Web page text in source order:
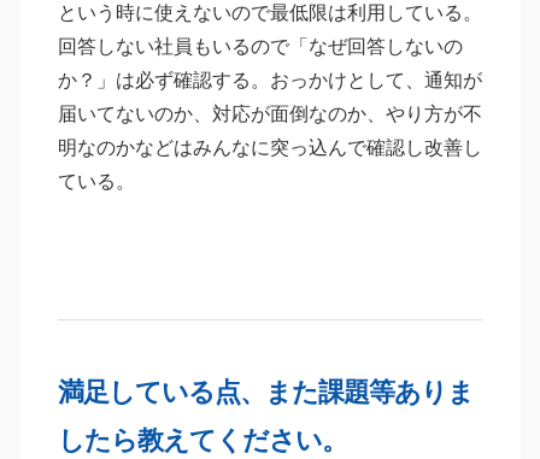
という時に使えないので最低限は利用している。
回答しない社員もいるので「なぜ回答しないの
か？」は必ず確認する。おっかけとして、通知が
届いてないのか、対応が面倒なのか、やり方が不
明なのかなどはみんなに突っ込んで確認し改善し
ている。
満足している点、また課題等ありま
したら教えてください。